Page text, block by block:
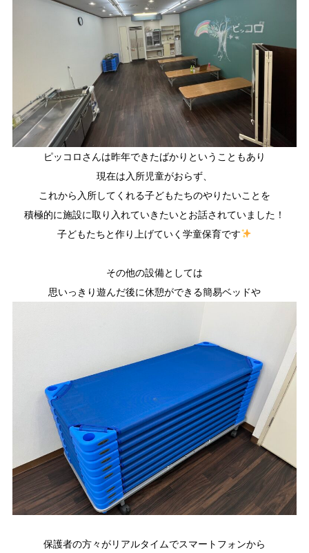
ピッコロさんは昨年できたばかりということもあり
現在は入所児童がおらず、
これから入所してくれる子どもたちのやりたいことを
積極的に施設に取り入れていきたいとお話されていました！
子どもたちと作り上げていく学童保育です
その他の設備としては
思いっきり遊んだ後に休憩ができる簡易ベッドや
保護者の方々がリアルタイムでスマートフォンから